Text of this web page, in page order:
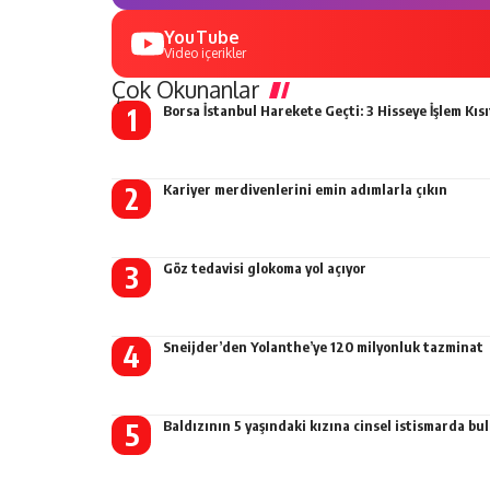
YouTube
Video içerikler
Çok Okunanlar
Borsa İstanbul Harekete Geçti: 3 Hisseye İşlem
Kariyer merdivenlerini emin adımlarla çıkın
Göz tedavisi glokoma yol açıyor
Sneijder’den Yolanthe’ye 120 milyonluk tazminat
Baldızının 5 yaşındaki kızına cinsel istismarda